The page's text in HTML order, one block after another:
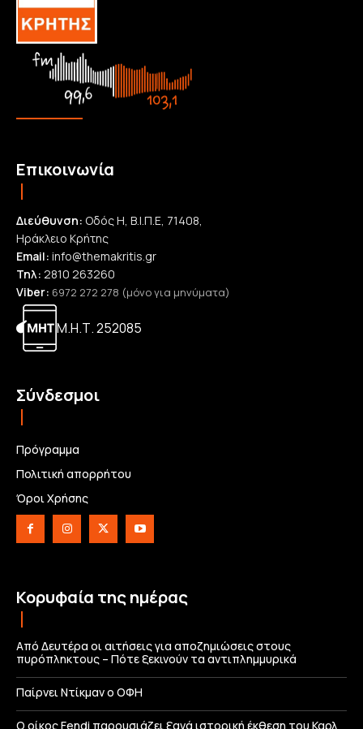
Επικοινωνία
Διεύθυνση: Οδός Η, Β.Ι.Π.Ε, 71408,
Ηράκλειο Κρήτης
Email: info@themakritis.gr
Τηλ: 2810 263260
Viber: 6972 272 278 (μόνο για μηνύματα)
Μ.Η.Τ. 252085
Σύνδεσμοι
Πρόγραμμα
Πολιτική απορρήτου
Όροι Χρήσης
Κορυφαία της ημέρας
Από Δευτέρα οι αιτήσεις για αποζημιώσεις στους
πυρόπληκτους – Πότε ξεκινούν τα αντιπλημμυρικά
Παίρνει Ντίκμαν ο ΟΦΗ
Ο οίκος Fendi παρουσιάζει ξανά ιστορική έκθεση του Καρλ